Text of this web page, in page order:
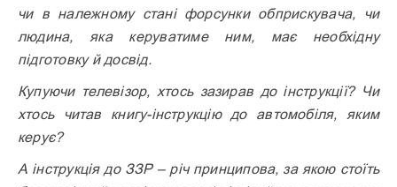
чи в належному стані форсунки обприскувача, чи
людина, яка керуватиме ним, має необхідну
підготовку й досвід.
Купуючи телевізор, хтось зазирав до інструкції? Чи
хтось читав книгу-інструкцію до автомобіля, яким
керує?
А інструкція до ЗЗР – річ принципова, за якою стоїть